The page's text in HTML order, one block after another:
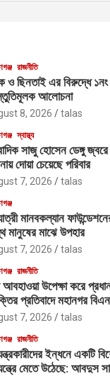
রাজনীতি
ও ছিনতাই এর বিরুদ্ধে ১নং
আলোচনা
8, 2026 talas
স্বাস্থ্য
সাজু হোসেন ডেঙ্গু
দোয়া চেয়েছে পরিবার
7, 2026 talas
মানবকল্যান
মানুষের মাঝে উপহার
7, 2026 talas
রাজনীতি
আবহাওয়া উপেক্ষা করে
প্রতিবাদে মহানগর
7, 2026 talas
রাজনীতি
ইন্ধনে একটি
মেতে উঠেছে: আবদুস